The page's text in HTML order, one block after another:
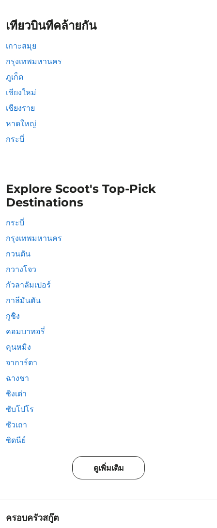
เที่ยวบินที่คล้ายกัน
เกาะสมุย
กรุงเทพมหานคร
ภูเก็ต
เชียงใหม่
เชียงราย
หาดใหญ่
กระบี่
Explore Scoot's Top-Pick
Destinations
กระบี่
กรุงเทพมหานคร
กวนตัน
กวางโจว
กัวลาลัมเปอร์
กาลีมันตัน
กูชิง
คอมบาทอรี่
คุนหมิง
จาการ์ตา
ฉางชา
ชิงเต่า
ซับโปโร
ซัวเถา
ซิดนีย์
ดูเพิ่มเติม
ครอบครัวสกู๊ต